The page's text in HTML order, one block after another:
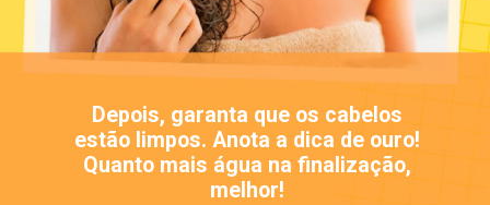
Depois, garanta que os cabelos
estão limpos. Anota a dica de ouro!
Quanto mais água na finalização,
melhor!